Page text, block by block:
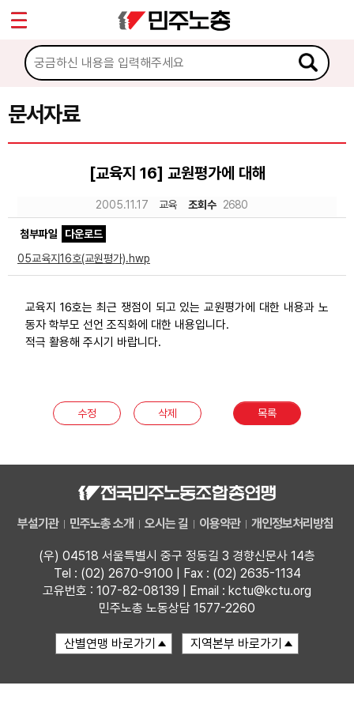
문서자료
[교육지 16] 교원평가에 대해
2005.11.17 교육 조회수 2680
첨부파일
다운로드
05교육지16호(교원평가).hwp
교육지 16호는 최근 쟁점이 되고 있는 교원평가에 대한 내용과 노
동자 학부모 선언 조직화에 대한 내용입니다.
적극 활용해 주시기 바랍니다.
수정 삭제 목록
부설기관 민주노총 소개 오시는 길 이용약관 개인정보처리방침
(우) 04518 서울특별시 중구 정동길 3 경향신문사 14층
Tel : (02) 2670-9100 | Fax : (02) 2635-1134
고유번호 : 107-82-08139 | Email : kctu@kctu.org
민주노총 노동상담 1577-2260
마이페이지
소개
소식
문서자료
미디어자료
카드뉴스
Sketchbook5, 스케치북5
Sketchbook5, 스케치북5